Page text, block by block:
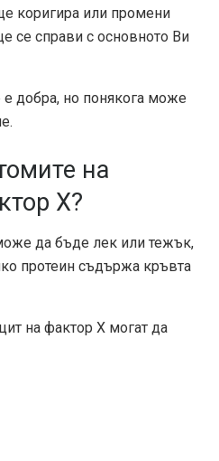
коригира или промени
се справи с основното Ви
е добра, но понякога може
на
X?
да бъде лек или тежък,
протеин съдържа кръвта
на фактор X могат да